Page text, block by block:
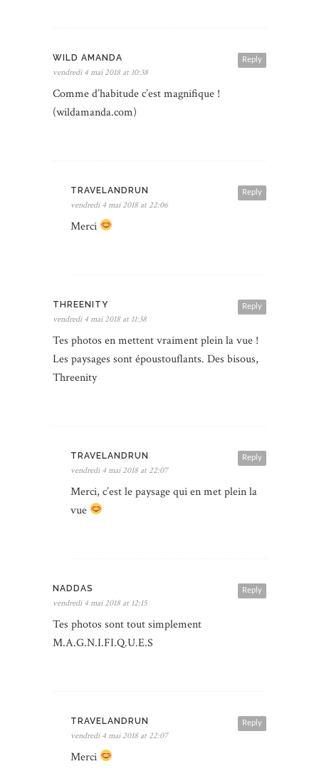
Reply
WILD AMANDA
vendredi 4 mai 2018 at 10:38
Comme d’habitude c’est magnifique !
(wildamanda.com)
Reply
TRAVELANDRUN
vendredi 4 mai 2018 at 22:06
Merci
Reply
THREENITY
vendredi 4 mai 2018 at 11:38
Tes photos en mettent vraiment plein la vue !
Les paysages sont époustouflants. Des bisous,
Threenity
Reply
TRAVELANDRUN
vendredi 4 mai 2018 at 22:07
Merci, c’est le paysage qui en met plein la
vue
Reply
NADDAS
vendredi 4 mai 2018 at 12:15
Tes photos sont tout simplement
M.A.G.N.I.FI.Q.U.E.S
Reply
TRAVELANDRUN
vendredi 4 mai 2018 at 22:07
Merci